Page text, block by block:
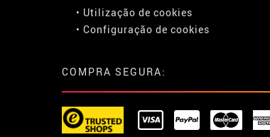
• Utilização de cookies
• Configuração de cookies
COMPRA SEGURA: